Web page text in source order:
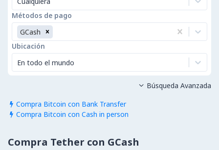
Métodos de pago
GCash
Ubicación
En todo el mundo
 Compra Bitcoin con Bank Transfer
 Compra Bitcoin con Cash in person
 Búsqueda Avanzada
Compra Tether con GCash